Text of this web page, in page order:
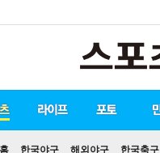
한국야구 해외야구 한국축구